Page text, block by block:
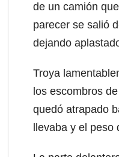
de un camión
parecer se salió
dejando
Troya
los escombros
quedó atrapado
llevaba y el